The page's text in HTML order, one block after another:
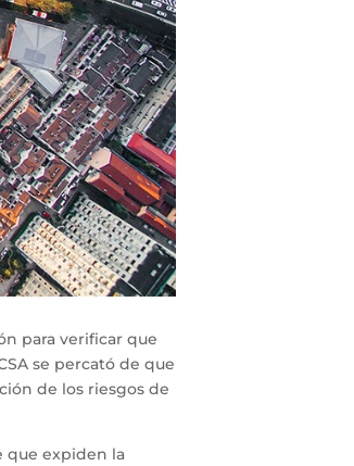
para verificar que
se percató de que
de los riesgos de
que expiden la